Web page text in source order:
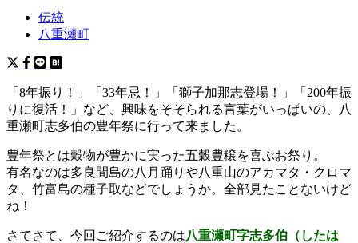
伝統
八重瀬町
「8年振り！」「33年忌！」「獅子加那志登場！」「200年振
りに復活！」など、興味をそそられる言葉がいっぱいの、八
重瀬町志多伯の豊年祭に行って来ました。
豊年祭とは穀物が豊かに実った五穀豊穣を喜ぶお祭り。
有名なのは多良間島の八月踊りや八重山のアカマタ・クロマ
タ、竹富島の種子取などでしょうか。全部見たことないけど
ね！
さてさて、今回ご紹介するのは八重瀬町字志多伯（したは